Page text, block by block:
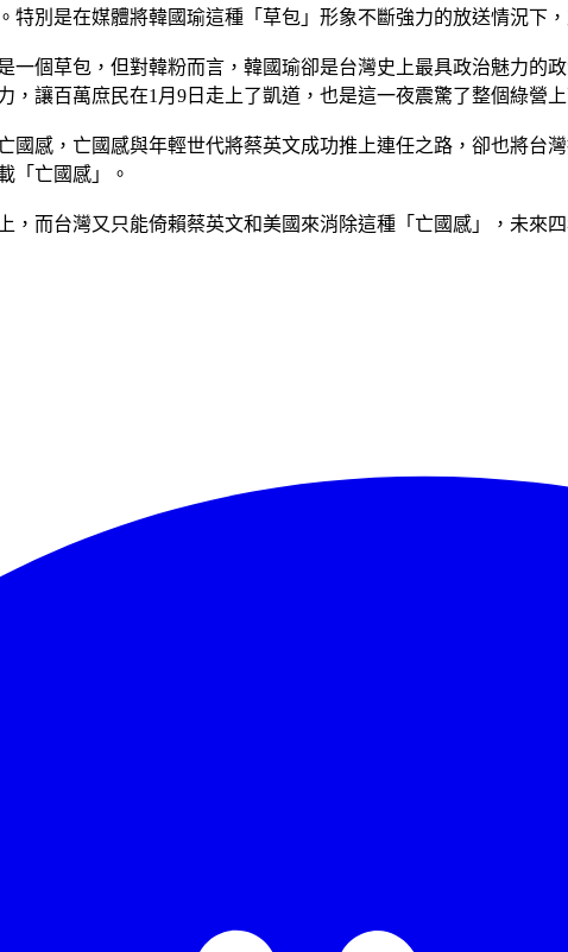
特別是在媒體將韓國瑜這種「草包」形象不斷強力的放送情況下
一個草包，但對韓粉而言，韓國瑜卻是台灣史上最具政治魅力的
，讓百萬庶民在1月9日走上了凱道，也是這一夜震驚了整個綠營
國感，亡國感與年輕世代將蔡英文成功推上連任之路，卻也將台
「亡國感」。
，而台灣又只能倚賴蔡英文和美國來消除這種「亡國感」，未來